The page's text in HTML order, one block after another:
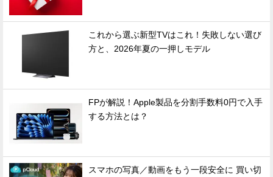
これから選ぶ新型TVはこれ！失敗しない選び
方と、2026年夏の一押しモデル
FPが解説！Apple製品を分割手数料0円で入手
する方法とは？
スマホの写真／動画をもう一段安全に 買い切